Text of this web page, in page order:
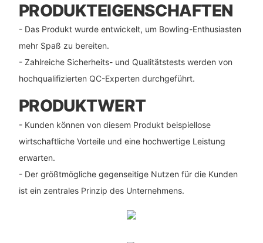
PRODUKTEIGENSCHAFTEN
- Das Produkt wurde entwickelt, um Bowling-Enthusiasten
mehr Spaß zu bereiten.
- Zahlreiche Sicherheits- und Qualitätstests werden von
hochqualifizierten QC-Experten durchgeführt.
PRODUKTWERT
- Kunden können von diesem Produkt beispiellose
wirtschaftliche Vorteile und eine hochwertige Leistung
erwarten.
- Der größtmögliche gegenseitige Nutzen für die Kunden
ist ein zentrales Prinzip des Unternehmens.